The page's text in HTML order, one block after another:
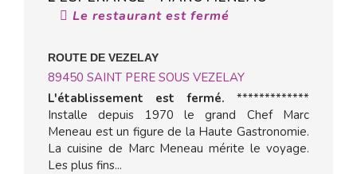
Le restaurant est fermé
ROUTE DE VEZELAY
89450 SAINT PERE SOUS VEZELAY
L'établissement est fermé. *************
Installe depuis 1970 le grand Chef Marc
Meneau est un figure de la Haute Gastronomie.
La cuisine de Marc Meneau mérite le voyage.
Les plus fins...